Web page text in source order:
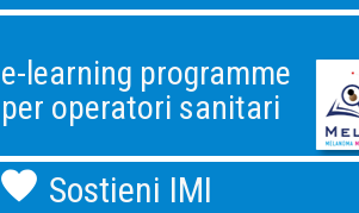
e-learning programme
per operatori sanitari
Sostieni IMI